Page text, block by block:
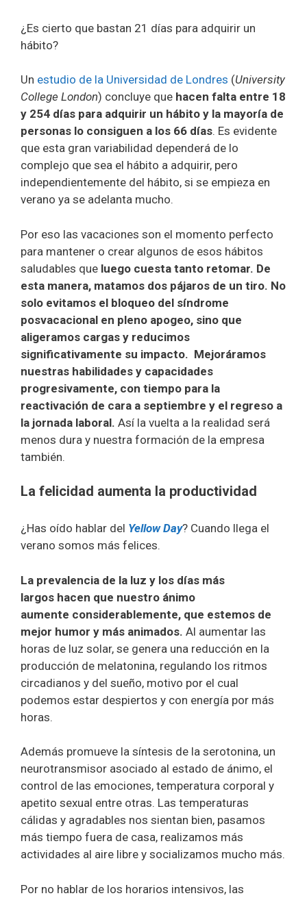
¿Es cierto que bastan 21 días para adquirir un
hábito?
Un estudio de la Universidad de Londres (University
College London) concluye que hacen falta entre 18
y 254 días para adquirir un hábito y la mayoría de
personas lo consiguen a los 66 días. Es evidente
que esta gran variabilidad dependerá de lo
complejo que sea el hábito a adquirir, pero
independientemente del hábito, si se empieza en
verano ya se adelanta mucho.
Por eso las vacaciones son el momento perfecto
para mantener o crear algunos de esos hábitos
saludables que luego cuesta tanto retomar. De
esta manera, matamos dos pájaros de un tiro. No
solo evitamos el bloqueo del síndrome
posvacacional en pleno apogeo, sino que
aligeramos cargas y reducimos
significativamente su impacto. Mejoráramos
nuestras habilidades y capacidades
progresivamente, con tiempo para la
reactivación de cara a septiembre y el regreso a
la jornada laboral. Así la vuelta a la realidad será
menos dura y nuestra formación de la empresa
también.
La felicidad aumenta la productividad
¿Has oído hablar del Yellow Day? Cuando llega el
verano somos más felices.
La prevalencia de la luz y los días más
largos hacen que nuestro ánimo
aumente considerablemente, que estemos de
mejor humor y más animados. Al aumentar las
horas de luz solar, se genera una reducción en la
producción de melatonina, regulando los ritmos
circadianos y del sueño, motivo por el cual
podemos estar despiertos y con energía por más
horas.
Además promueve la síntesis de la serotonina, un
neurotransmisor asociado al estado de ánimo, el
control de las emociones, temperatura corporal y
apetito sexual entre otras. Las temperaturas
cálidas y agradables nos sientan bien, pasamos
más tiempo fuera de casa, realizamos más
actividades al aire libre y socializamos mucho más.
Por no hablar de los horarios intensivos, las